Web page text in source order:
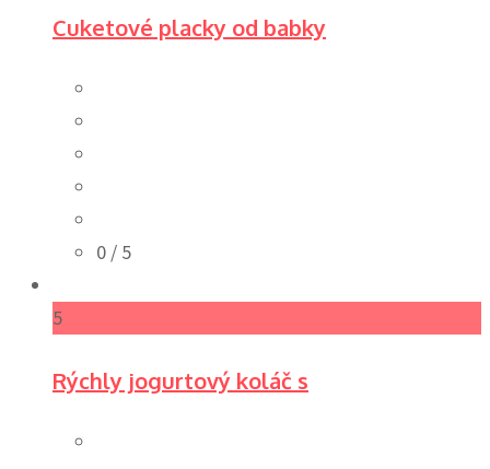
Cuketové placky od babky
0 / 5
5
Rýchly jogurtový koláč s